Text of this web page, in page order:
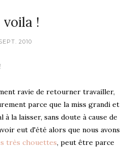
voila !
2010
ravie de retourner travailler,
parce que la miss grandi et
à la laisser, sans doute à cause de
eut d'été alors que nous avons
très chouettes, peut être parce